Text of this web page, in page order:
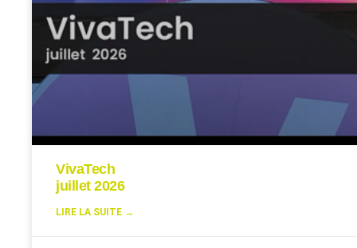
VivaTech
juillet 2026
LIRE LA SUITE →